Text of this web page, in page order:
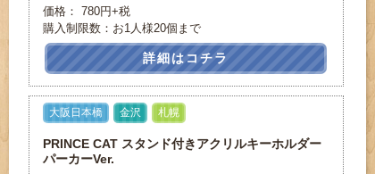
価格： 780円+税
購入制限数：お1人様20個まで
詳細はコチラ
大阪日本橋 金沢 札幌
PRINCE CAT スタンド付きアクリルキーホルダー
パーカーVer.